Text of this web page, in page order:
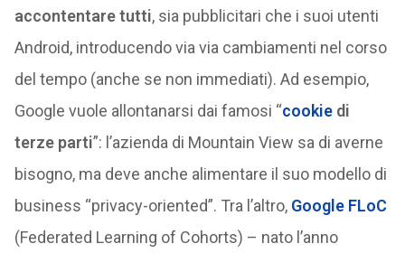
accontentare tutti, sia pubblicitari che i suoi utenti
Android, introducendo via via cambiamenti nel corso
del tempo (anche se non immediati). Ad esempio,
Google vuole allontanarsi dai famosi “cookiedi
terze parti”: l’azienda di Mountain View sa di averne
bisogno, ma deve anche alimentare il suo modello di
business “privacy-oriented”. Tra l’altro, Google FLoC
(Federated Learning of Cohorts) – nato l’anno